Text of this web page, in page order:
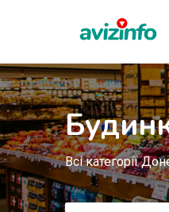
Всі категорії